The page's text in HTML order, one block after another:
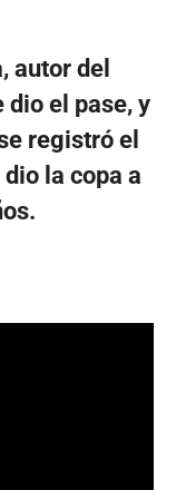
autor del
dio el pase, y
registró el
la copa a